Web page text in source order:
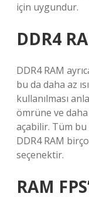
için uygundur.
DDR4
DDR4 RAM
bu da daha az
kullanılması
ömrüne ve
açabilir. Tüm bu
DDR4 RAM
seçenektir.
RAM